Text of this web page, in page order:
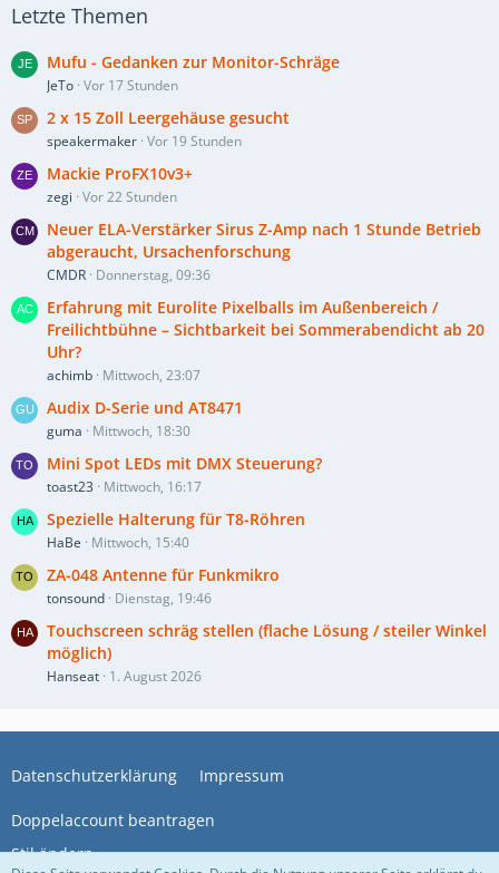
Letzte Themen
Mufu - Gedanken zur Monitor-Schräge
JeTo Vor 17 Stunden
2 x 15 Zoll Leergehäuse gesucht
speakermaker Vor 19 Stunden
Mackie ProFX10v3+
zegi Vor 22 Stunden
Neuer ELA-Verstärker Sirus Z-Amp nach 1 Stunde Betrieb
abgeraucht, Ursachenforschung
CMDR Donnerstag, 09:36
Erfahrung mit Eurolite Pixelballs im Außenbereich /
Freilichtbühne – Sichtbarkeit bei Sommerabendicht ab 20
Uhr?
achimb Mittwoch, 23:07
Audix D-Serie und AT8471
guma Mittwoch, 18:30
Mini Spot LEDs mit DMX Steuerung?
toast23 Mittwoch, 16:17
Spezielle Halterung für T8-Röhren
HaBe Mittwoch, 15:40
ZA-048 Antenne für Funkmikro
tonsound Dienstag, 19:46
Touchscreen schräg stellen (flache Lösung / steiler Winkel
möglich)
Hanseat 1. August 2026
Stil ändern
Datenschutzerklärung Impressum
Doppelaccount beantragen